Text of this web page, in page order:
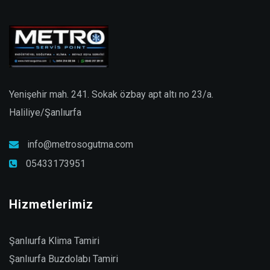
Yenişehir mah. 241. Sokak özbay apt altı no 23/a.
Haliliye/Şanlıurfa
info@metrosogutma.com
05433173951
Hizmetlerimiz
Şanlıurfa Klima Tamiri
Şanlıurfa Buzdolabı Tamiri